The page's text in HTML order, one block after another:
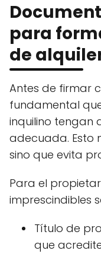
para
de
Antes de firmar
fundamental
inquilino tengan
adecuada. Esto
sino que evita
Para el
imprescindibles
Título de
que